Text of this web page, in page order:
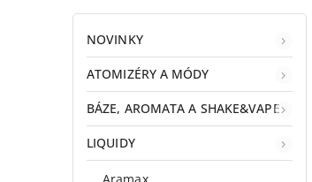
NOVINKY
ATOMIZÉRY A MÓDY
BÁZE, AROMATA A SHAKE&VAPE
LIQUIDY